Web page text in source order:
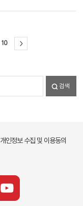
10 >
검색
개인정보 수집 및 이용동의